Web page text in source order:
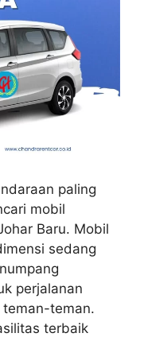
paling
mobil
Baru. Mobil
sedang
perjalanan
teman.
terbaik